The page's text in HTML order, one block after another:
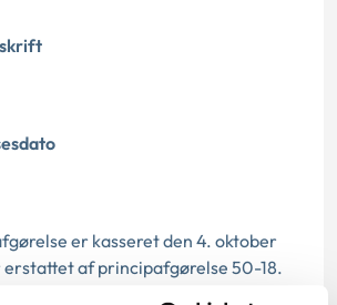
er kasseret den 4. oktober
erstattet af principafgørelse 50-18.